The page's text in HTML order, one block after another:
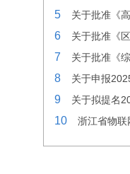
5
6
7
8
9
10